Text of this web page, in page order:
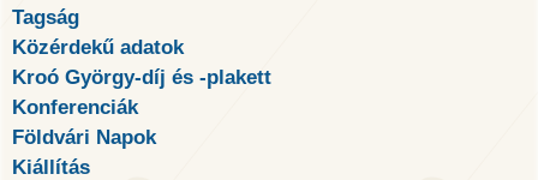
Tagság
Közérdekű adatok
Kroó György-díj és -plakett
Konferenciák
Földvári Napok
Kiállítás